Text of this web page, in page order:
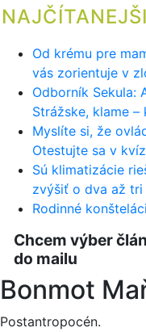
Od krému pre
vás zorientuje v
Odborník Sekula:
Strážske, klame
Myslíte si, že
Otestujte sa v
Sú klimatizácie
zvýšiť o dva až tri
Rodinné
Chcem výber
do mailu
Bonmot
Postantropocén.